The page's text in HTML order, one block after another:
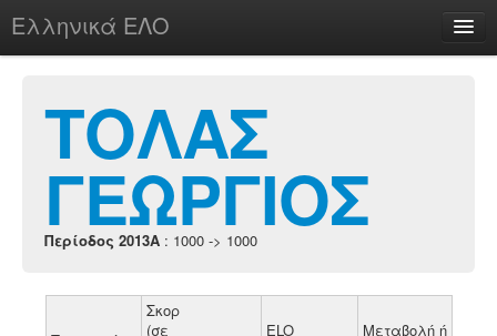
Ελληνικά ΕΛΟ
chesstu.be @ discord
Login
ΤΟΛΑΣ
ΓΕΩΡΓΙΟΣ
Περίοδος 2013A : 1000 -> 1000
Σκορ
(σε
ELO
Μεταβολή ή